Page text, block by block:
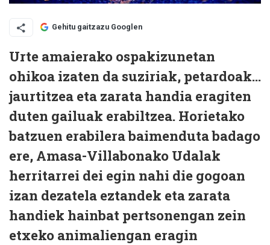
Gehitu gaitzazu Googlen
Urte amaierako ospakizunetan
ohikoa izaten da suziriak, petardoak...
jaurtitzea eta zarata handia eragiten
duten gailuak erabiltzea. Horietako
batzuen erabilera baimenduta badago
ere, Amasa-Villabonako Udalak
herritarrei dei egin nahi die gogoan
izan dezatela eztandek eta zarata
handiek hainbat pertsonengan zein
etxeko animaliengan eragin